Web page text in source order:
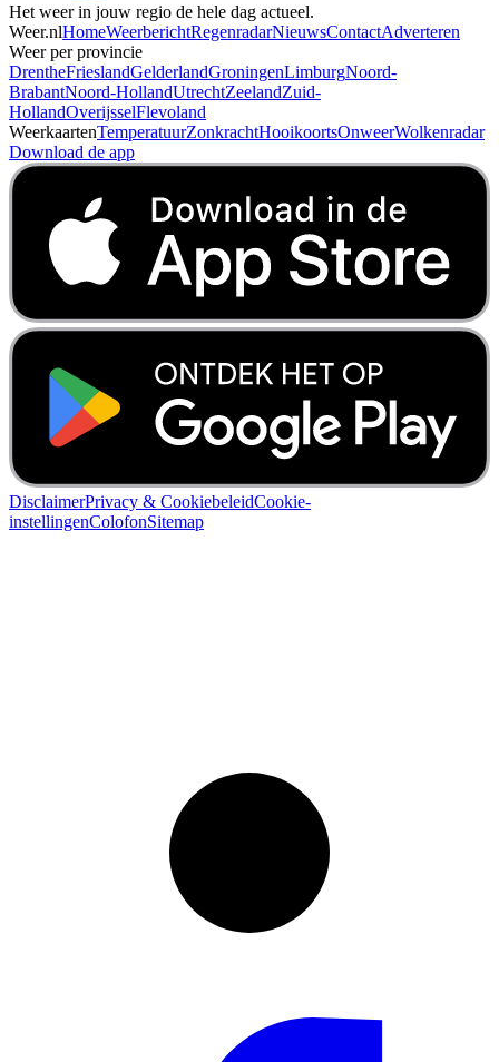
Het weer in jouw regio de hele dag actueel.
Weer.nlHomeWeerberichtRegenradarNieuwsContactAdverteren
Weer per provincie
DrentheFrieslandGelderlandGroningenLimburgNoord-
BrabantNoord-HollandUtrechtZeelandZuid-
HollandOverijsselFlevoland
WeerkaartenTemperatuurZonkrachtHooikoortsOnweerWolkenradar
Download de app
DisclaimerPrivacy & CookiebeleidCookie-
instellingenColofonSitemap